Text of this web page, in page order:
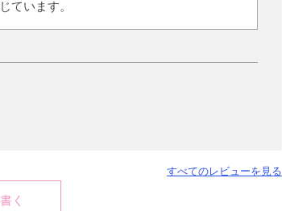
ています。
すべてのレビューを見る
く